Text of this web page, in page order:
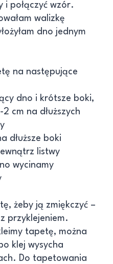
i połączyć wzór.
walizkę
dno jednym
na następujące
dno i krótsze boki,
cm na dłuższych
dłuższe boki
listwy
wycinamy
żeby ją zmiękczyć –
przyklejeniem.
tapetę, można
klej wysycha
Do tapetowania